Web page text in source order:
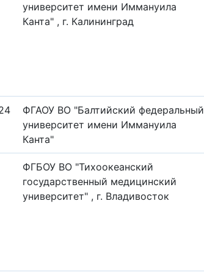
университет имени Иммануила
Канта" , г. Калининград
ФГАОУ ВО "Балтийский федеральный
университет имени Иммануила
Канта"
ФГБОУ ВО "Тихоокеанский
государственный медицинский
университет" , г. Владивосток